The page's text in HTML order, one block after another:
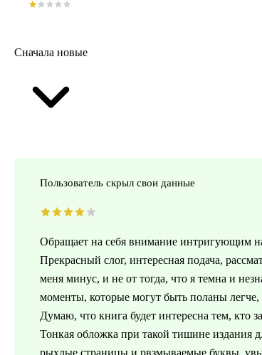
Сначала новые
Пользователь скрыл свои данные
Обращает на себя внимание интригующим
Прекрасный слог, интересная подача,
меня минус, и не от тогда, что я темна и
моменты, которые могут быть поланы легче,
Думаю, что книга будет интересна тем, кто
Тонкая обложка при такой тишине издания
рыхлые страницы и рвзмываемые